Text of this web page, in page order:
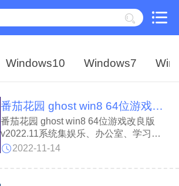
Windows10 Windows7
番茄花园 ghost win8 64位游戏改良版 v2022.11
番茄花园 ghost win8 64位游戏改良版
v2022.11系统集娱乐、办公室、学习、
防护等软件于一体，还有多种多样常见的
力作用，软件打开速度快，减少卡屏、卡
2022-11-14